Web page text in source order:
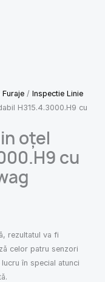
/ Inspectie Linie
H315.4.3000.H9 cu
oțel
cu
rezultatul va fi
celor patru senzori
în special atunci